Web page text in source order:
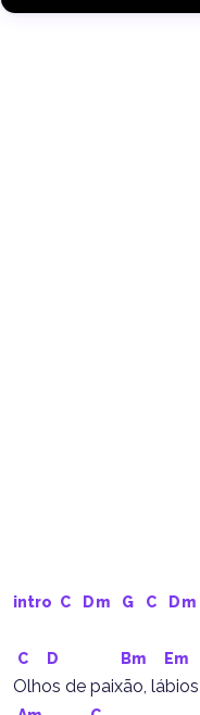
intro C Dm G C Dm
C D Bm Em
Olhos de paixão,